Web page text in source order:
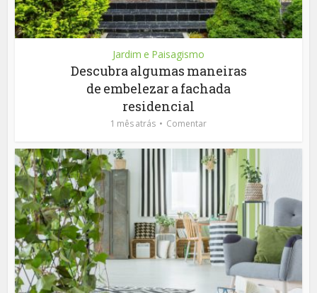
Jardim e Paisagismo
Descubra algumas maneiras
de embelezar a fachada
residencial
1 mês atrás Comentar